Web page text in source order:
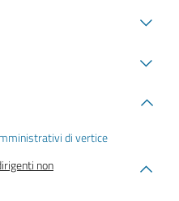
di vertice
non